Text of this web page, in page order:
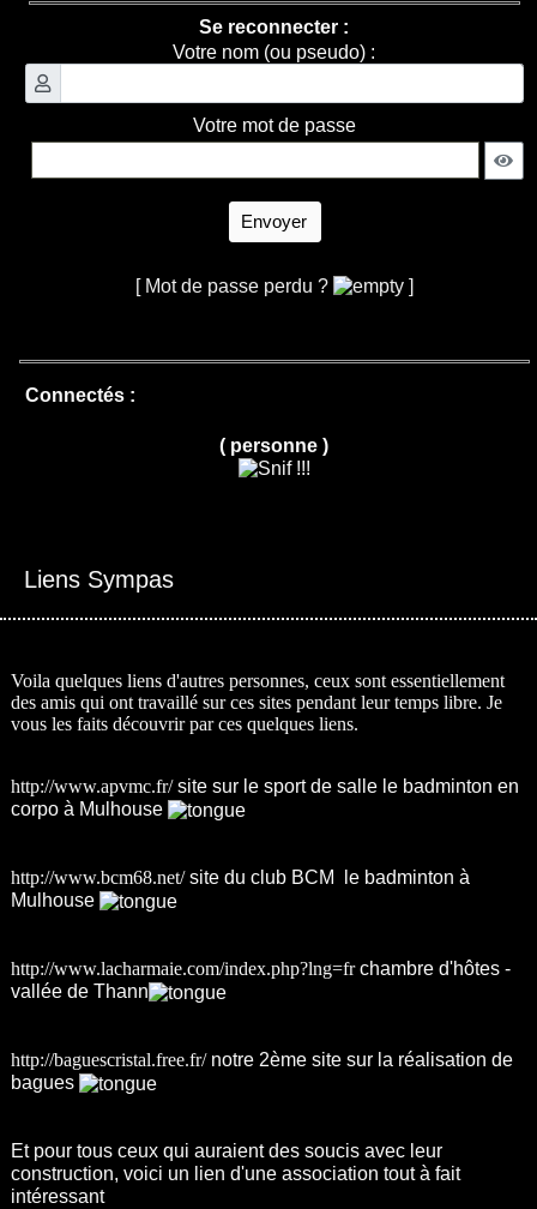
Se reconnecter :
Votre nom (ou pseudo) :
Votre mot de passe
Envoyer
[ Mot de passe perdu ? ]
Connectés :
( personne )
Liens Sympas
Voila quelques liens d'autres personnes, ceux sont essentiellement
des amis qui ont travaillé sur ces sites pendant leur temps libre. Je
vous les faits découvrir par ces quelques liens.
http://www.apvmc.fr/site sur le sport de salle le badminton en
corpo à Mulhouse
http://www.bcm68.net/site du club BCM le badminton à
Mulhouse
http://www.lacharmaie.com/index.php?lng=frchambre d'hôtes -
vallée de Thann
http://baguescristal.free.fr/notre 2ème site sur la réalisation de
bagues
Et pour tous ceux qui auraient des soucis avec leur
construction, voici un lien d'une association tout à fait
intéressant